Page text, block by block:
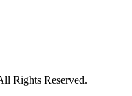
Rights Reserved.